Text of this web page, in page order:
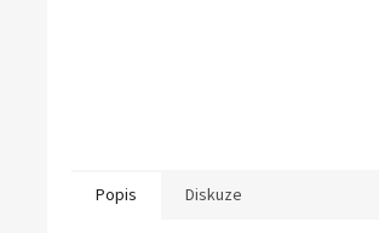
Popis Diskuze